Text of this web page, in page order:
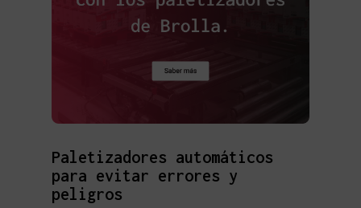
Paletizadores automáticos
para evitar errores y
peligros